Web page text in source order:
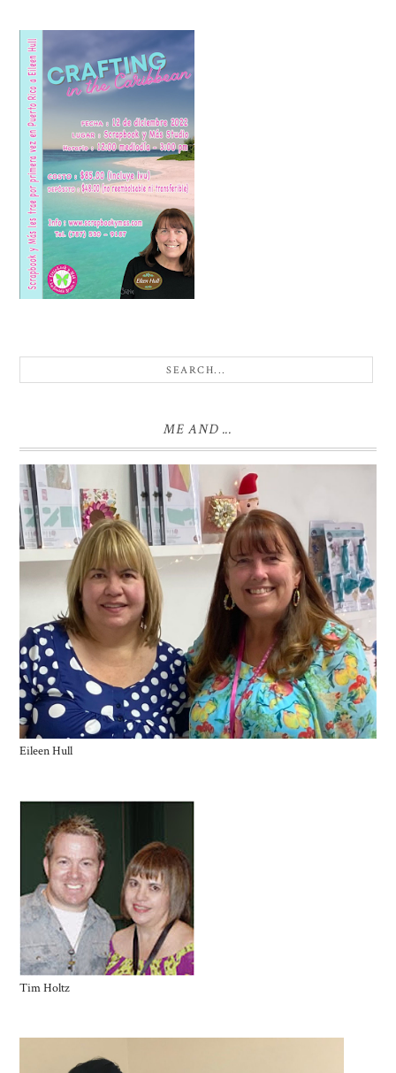
ME AND ...
Eileen Hull
Tim Holtz